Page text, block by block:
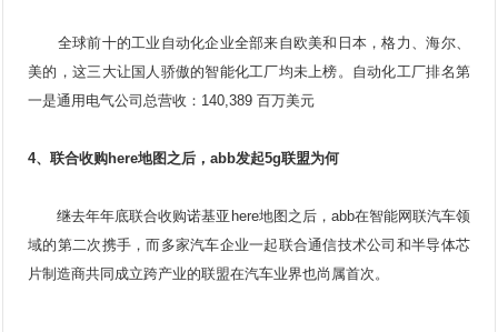
全球前十的工业自动化企业全部来自欧美和日本，格力、海尔、
美的，这三大让国人骄傲的智能化工厂均未上榜。自动化工厂排名第
一是通用电气公司总营收：140,389 百万美元
4、联合收购here地图之后，abb发起5g联盟为何
继去年年底联合收购诺基亚here地图之后，abb在智能网联汽车领
域的第二次携手，而多家汽车企业一起联合通信技术公司和半导体芯
片制造商共同成立跨产业的联盟在汽车业界也尚属首次。